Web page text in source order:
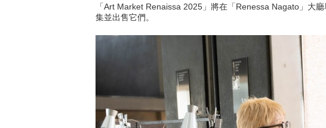
「Art Market Renaissa 2025」將在「Renessa Nagato」大
集並出售它們。